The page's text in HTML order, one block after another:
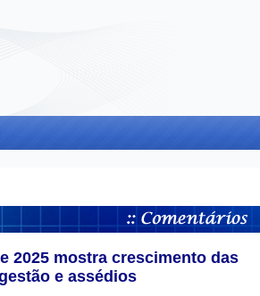
2025 mostra crescimento das
e assédios